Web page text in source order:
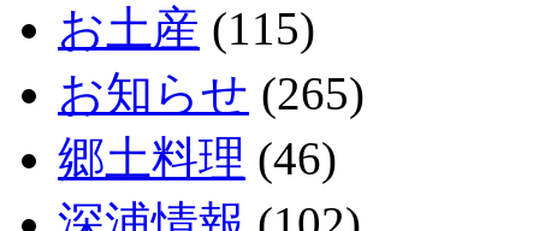
お土産 (115)
お知らせ (265)
郷土料理 (46)